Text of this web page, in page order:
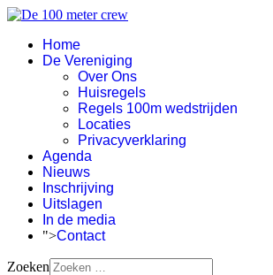
Home
De Vereniging
Over Ons
Huisregels
Regels 100m wedstrijden
Locaties
Privacyverklaring
Agenda
Nieuws
Inschrijving
Uitslagen
In de media
">Contact
Zoeken